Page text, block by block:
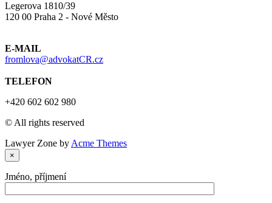
Legerova 1810/39
120 00 Praha 2 - Nové Město
E-MAIL
fromlova@advokatCR.cz
TELEFON
+420 602 602 980
© All rights reserved
Lawyer Zone by Acme Themes
×
Jméno, příjmení